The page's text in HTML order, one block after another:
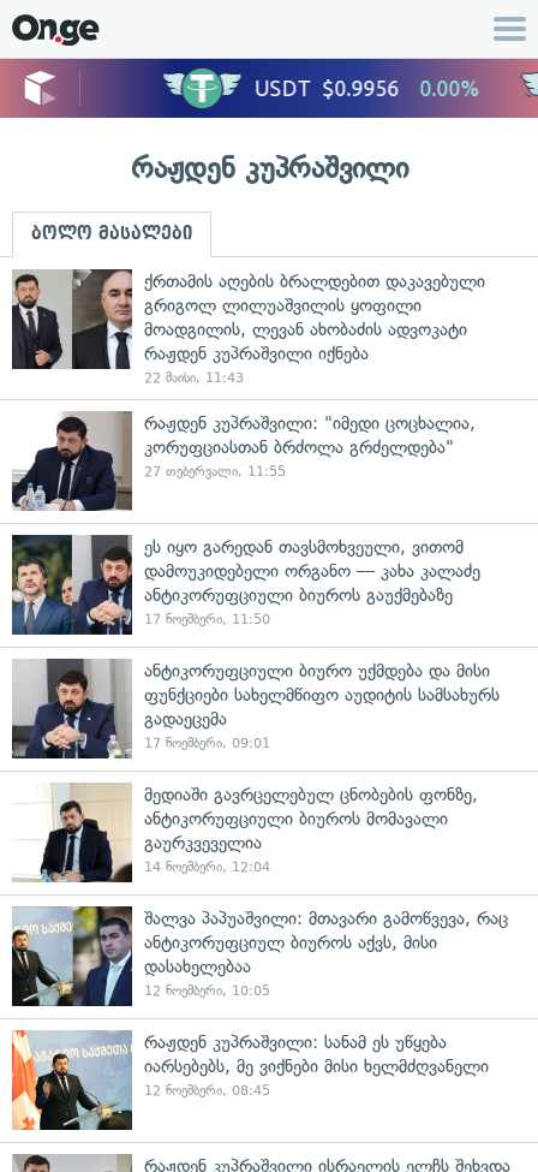
რაჟდენ კუპრაშვილი
ბოლო მასალები
ქრთამის აღების ბრალდებით დაკავებული
გრიგოლ ლილუაშვილის ყოფილი
მოადგილის, ლევან ახობაძის ადვოკატი
რაჟდენ კუპრაშვილი იქნება
22 მაისი, 11:43
რაჟდენ კუპრაშვილი: "იმედი ცოცხალია,
კორუფციასთან ბრძოლა გრძელდება"
27 თებერვალი, 11:55
ეს იყო გარედან თავსმოხვეული, ვითომ
დამოუკიდებელი ორგანო — კახა კალაძე
ანტიკორუფციული ბიუროს გაუქმებაზე
17 ნოემბერი, 11:50
ანტიკორუფციული ბიურო უქმდება და მისი
ფუნქციები სახელმწიფო აუდიტის სამსახურს
გადაეცემა
17 ნოემბერი, 09:01
მედიაში გავრცელებულ ცნობების ფონზე,
ანტიკორუფციული ბიუროს მომავალი
გაურკვეველია
14 ნოემბერი, 12:04
შალვა პაპუაშვილი: მთავარი გამოწვევა, რაც
ანტიკორუფციულ ბიუროს აქვს, მისი
დასახელებაა
12 ნოემბერი, 10:05
რაჟდენ კუპრაშვილი: სანამ ეს უწყება
იარსებებს, მე ვიქნები მისი ხელმძღვანელი
12 ნოემბერი, 08:45
რაჟდენ კუპრაშვილი ისრაელის ელჩს შეხვდა